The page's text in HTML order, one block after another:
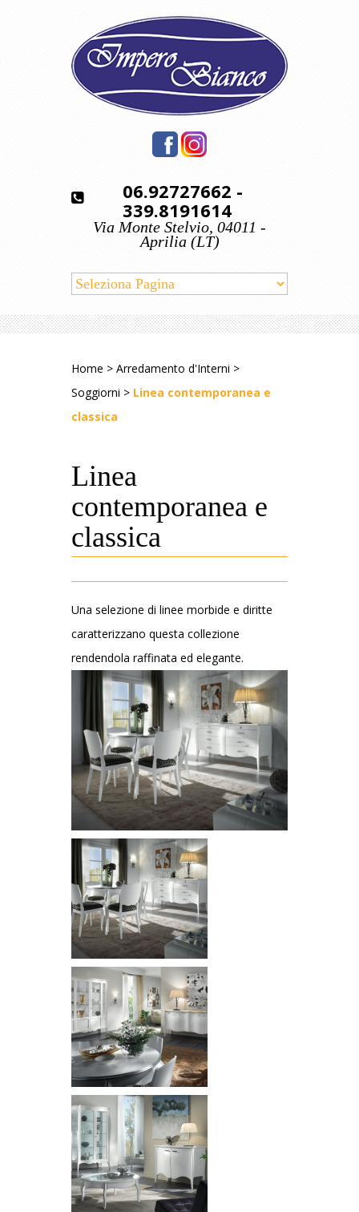
06.92727662 -
339.8191614
Via Monte Stelvio, 04011 -
Aprilia (LT)
Home > Arredamento d'Interni >
Soggiorni > Linea contemporanea e
classica
Linea
contemporanea e
classica
Una selezione di linee morbide e diritte
caratterizzano questa collezione
rendendola raffinata ed elegante.